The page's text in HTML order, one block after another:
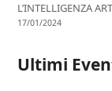
L’INTELLIGENZA
17/01/2024
Ultimi